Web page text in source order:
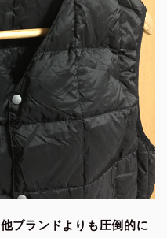
他ブランドよりも圧倒的に